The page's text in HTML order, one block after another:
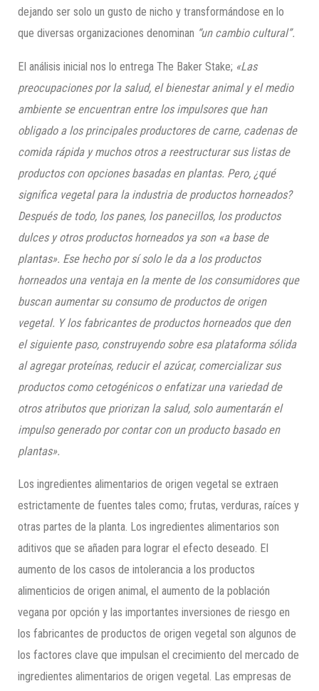
dejando ser solo un gusto de nicho y transformándose en lo
que diversas organizaciones denominan “un cambio cultural”.
El análisis inicial nos lo entrega The Baker Stake; «Las
preocupaciones por la salud, el bienestar animal y el medio
ambiente se encuentran entre los impulsores que han
obligado a los principales productores de carne, cadenas de
comida rápida y muchos otros a reestructurar sus listas de
productos con opciones basadas en plantas. Pero, ¿qué
significa vegetal para la industria de productos horneados?
Después de todo, los panes, los panecillos, los productos
dulces y otros productos horneados ya son «a base de
plantas». Ese hecho por sí solo le da a los productos
horneados una ventaja en la mente de los consumidores que
buscan aumentar su consumo de productos de origen
vegetal. Y los fabricantes de productos horneados que den
el siguiente paso, construyendo sobre esa plataforma sólida
al agregar proteínas, reducir el azúcar, comercializar sus
productos como cetogénicos o enfatizar una variedad de
otros atributos que priorizan la salud, solo aumentarán el
impulso generado por contar con un producto basado en
plantas».
Los ingredientes alimentarios de origen vegetal se extraen
estrictamente de fuentes tales como; frutas, verduras, raíces y
otras partes de la planta. Los ingredientes alimentarios son
aditivos que se añaden para lograr el efecto deseado. El
aumento de los casos de intolerancia a los productos
alimenticios de origen animal, el aumento de la población
vegana por opción y las importantes inversiones de riesgo en
los fabricantes de productos de origen vegetal son algunos de
los factores clave que impulsan el crecimiento del mercado de
ingredientes alimentarios de origen vegetal. Las empresas de